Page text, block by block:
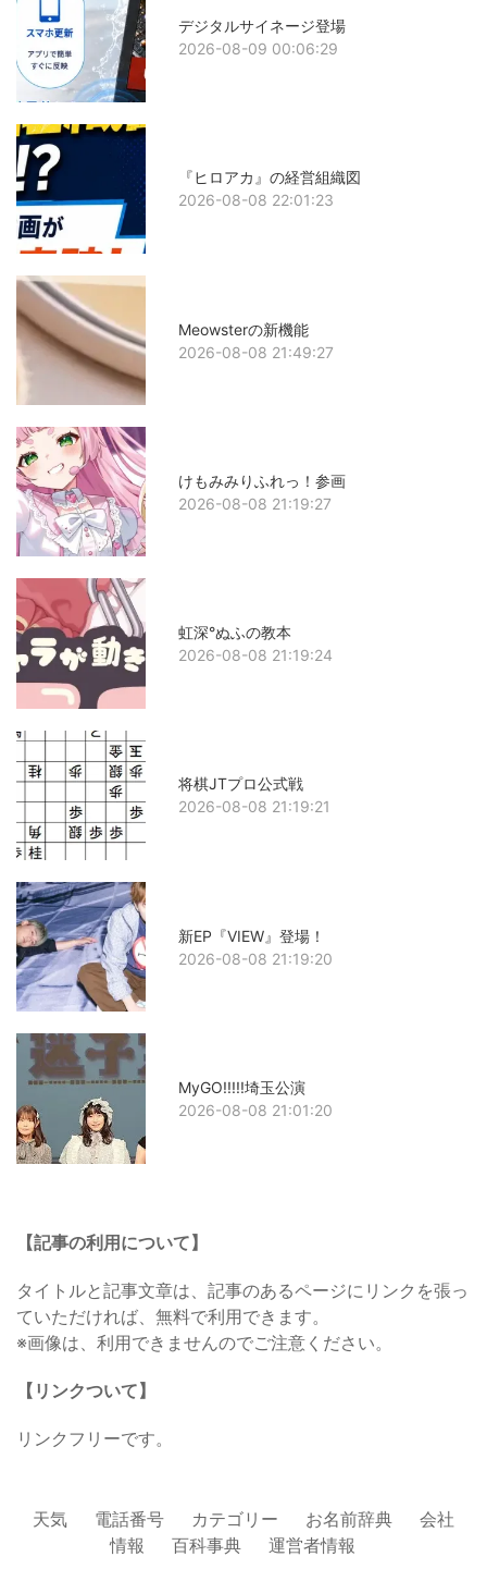
デジタルサイネージ登場
2026-08-09 00:06:29
『ヒロアカ』の経営組織図
2026-08-08 22:01:23
Meowsterの新機能
2026-08-08 21:49:27
けもみみりふれっ！参画
2026-08-08 21:19:27
虹深°ぬふの教本
2026-08-08 21:19:24
将棋JTプロ公式戦
2026-08-08 21:19:21
新EP『VIEW』登場！
2026-08-08 21:19:20
MyGO!!!!!埼玉公演
2026-08-08 21:01:20
【記事の利用について】
タイトルと記事文章は、記事のあるページにリンクを張っ
ていただければ、無料で利用できます。
※画像は、利用できませんのでご注意ください。
【リンクついて】
リンクフリーです。
天気 電話番号 カテゴリー お名前辞典
会社
情報
百科事典 運営者情報